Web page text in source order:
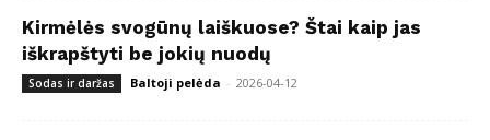
Kirmėlės svogūnų laiškuose? Štai kaip jas
iškrapštyti be jokių nuodų
Sodas ir daržas Baltoji pelėda - 2026-04-12